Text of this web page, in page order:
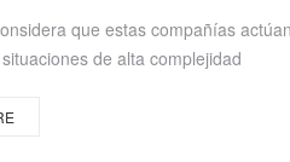
que estas compañías
de alta complejidad